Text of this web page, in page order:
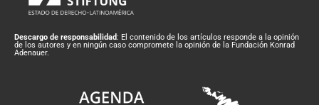
Descargo de responsabilidad: El contenido de los artículos responde a la opinión
de los autores y en ningún caso compromete la opinión de la Fundación Konrad
Adenauer.